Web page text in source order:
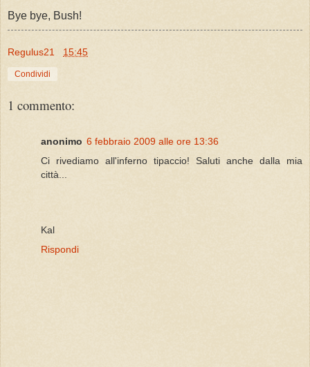
Bye bye, Bush!
Regulus21 15:45
Condividi
1 commento:
anonimo 6 febbraio 2009 alle ore 13:36
Ci rivediamo all'inferno tipaccio! Saluti anche dalla mia
città...
Kal
Rispondi